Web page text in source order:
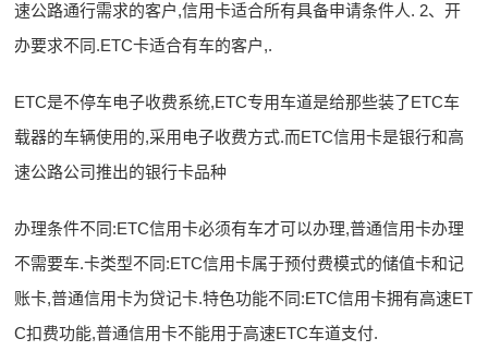
速公路通行需求的客户,信用卡适合所有具备申请条件人. 2、开
办要求不同.ETC卡适合有车的客户,.
ETC是不停车电子收费系统,ETC专用车道是给那些装了ETC车
载器的车辆使用的,采用电子收费方式.而ETC信用卡是银行和高
速公路公司推出的银行卡品种
办理条件不同:ETC信用卡必须有车才可以办理,普通信用卡办理
不需要车.卡类型不同:ETC信用卡属于预付费模式的储值卡和记
账卡,普通信用卡为贷记卡.特色功能不同:ETC信用卡拥有高速ET
C扣费功能,普通信用卡不能用于高速ETC车道支付.